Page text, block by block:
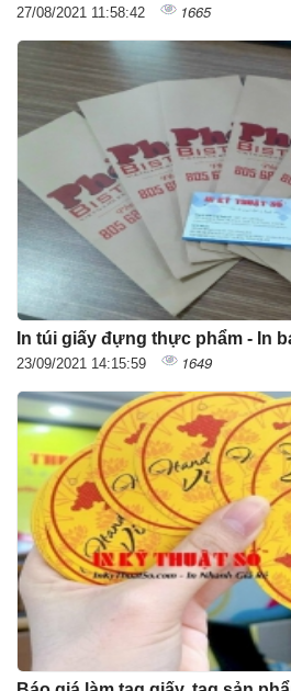
27/08/2021 11:58:42 1665
In túi giấy đựng thực phẩm - In
23/09/2021 14:15:59 1649